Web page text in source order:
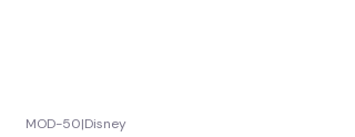
MOD-50|Disney